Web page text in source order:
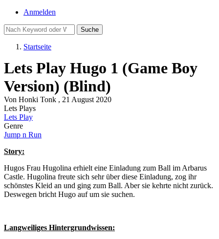
Benutzermenü
Anmelden
Suche
Startseite
Lets Play Hugo 1 (Game Boy
Version) (Blind)
Von Honki Tonk , 21 August 2020
Lets Plays
Lets Play
Genre
Jump n Run
Story:
Hugos Frau Hugolina erhielt eine Einladung zum Ball im Arbarus
Castle. Hugolina freute sich sehr über diese Einladung, zog ihr
schönstes Kleid an und ging zum Ball. Aber sie kehrte nicht zurück.
Deswegen bricht Hugo auf um sie suchen.
Langweiliges Hintergrundwissen: